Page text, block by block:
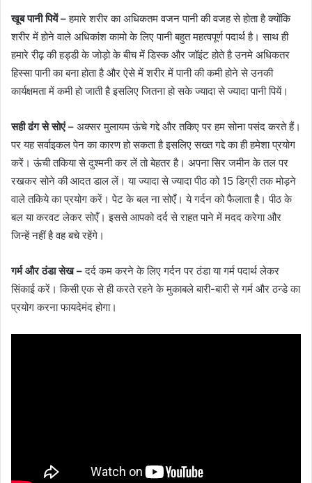
खूब पानी पियें –हमारे शरीर का अधिकतम वजन पानी की वजह से होता है क्योंकि
शरीर में होने वाले अधिकांश कामो के लिए पानी बहुत महत्वपूर्ण पदार्थ है। साथ ही
हमारे रीढ़ की हड्डी के जोड़ो के बीच में डिस्क और जॉइंट होते है उनमे अधिकतर
हिस्सा पानी का बना होता है और ऐसे में शरीर में पानी की कमी होने से उनकी
कार्यक्षमता में कमी हो जाती है इसलिए जितना हो सके ज्यादा से ज्यादा पानी पियें।
सही ढंग से सोएं – अक्सर मुलायम ऊंचे गद्दे और तकिए पर हम सोना पसंद करते हैं।
पर यह सर्वाइकल पेन का कारण हो सकता है इसलिए सख्त गद्दे का ही हमेशा प्रयोग
करें। ऊंची तकिया से दुश्मनी कर लें तो बेहतर है। अपना सिर जमीन के तल पर
रखकर सोने की आदत डाल लें। या ज्यादा से ज्यादा पीठ को 15 डिग्री तक मोड़ने
वाले तकिये का प्रयोग करें। पेट के बल ना सोएँ। ये गर्दन को फैलाता है। पीठ के
बल या करवट लेकर सोएँ। इससे आपको दर्द से राहत पाने में मदद करेगा और
जिन्हें नहीं है वह बचे रहेंगे।
गर्म और ठंडा सेख –दर्द कम करने के लिए गर्दन पर ठंडा या गर्म पदार्थ लेकर
सिंकाई करें। किसी एक से ही करते रहने के मुकाबले बारी-बारी से गर्म और ठन्डे का
प्रयोग करना फायदेमंद होगा।